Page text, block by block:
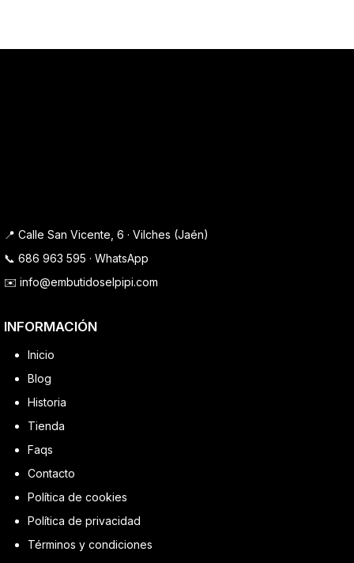
📍 Calle San Vicente, 6 · Vilches (Jaén)
📞 686 963 595 · WhatsApp
✉️ info@embutidoselpipi.com
INFORMACIÓN
Inicio
Blog
Historia
Tienda
Faqs
Contacto
Política de cookies
Política de privacidad
Términos y condiciones